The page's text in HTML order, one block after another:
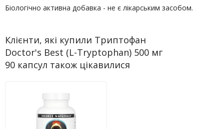
Біологічно активна добавка - не є лікарським засобом.
Клієнти, які купили Триптофан
Doctor's Best (L-Tryptophan) 500 мг
90 капсул також цікавилися